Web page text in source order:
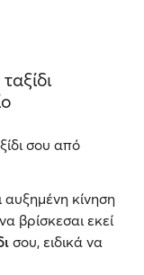
σου από
αυξημένη κίνηση
βρίσκεσαι εκεί
σου, ειδικά να